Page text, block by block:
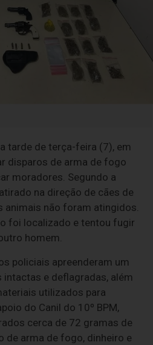
tarde de terça-feira (7), em
disparos de arma de fogo
moradores. Segundo a
na direção de cães de
animais não foram atingidos.
foi localizado e tentou fugir
homem.
policiais apreenderam um
e deflagradas, além
utilizados para
do Canil do 10º BPM,
cerca de 72 gramas de
de arma de fogo, dinheiro e